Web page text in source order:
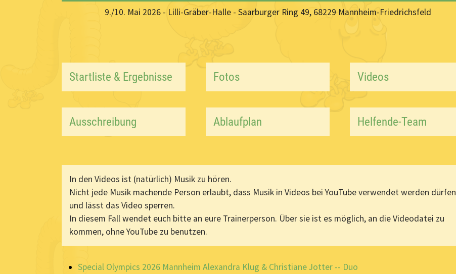
9./10. Mai 2026 - Lilli-Gräber-Halle - Saarburger Ring 49, 68229 Mannheim-Friedrichsfeld
Startliste & Ergebnisse
Ausschreibung
Fotos
Ablaufplan
Videos
Helfende-Team
In den Videos ist (natürlich) Musik zu hören.
Nicht jede Musik machende Person erlaubt, dass Musik in Videos bei YouTube verwendet werden dürfen
und lässt das Video sperren.
In diesem Fall wendet euch bitte an eure Trainerperson. Über sie ist es möglich, an die Videodatei zu
kommen, ohne YouTube zu benutzen.
Special Olympics 2026 Mannheim Alexandra Klug & Christiane Jotter -- Duo